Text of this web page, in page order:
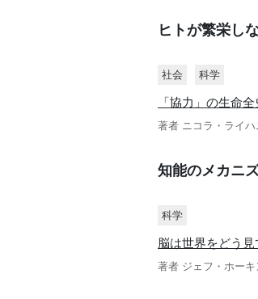
ヒトが繁栄し
社会 科学
「協力」の生命
著者 ニコラ・ライハ
知能のメカニ
科学
脳は世界をどう
著者 ジェフ・ホーキ